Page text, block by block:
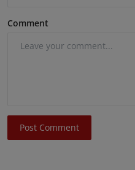
Comment
Post Comment